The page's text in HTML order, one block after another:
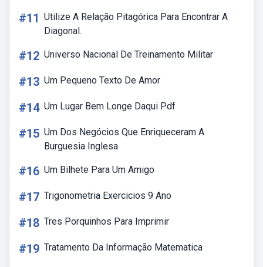
#11 Utilize A Relação Pitagórica Para Encontrar A
Diagonal.
#12 Universo Nacional De Treinamento Militar
#13 Um Pequeno Texto De Amor
#14 Um Lugar Bem Longe Daqui Pdf
#15 Um Dos Negócios Que Enriqueceram A
Burguesia Inglesa
#16 Um Bilhete Para Um Amigo
#17 Trigonometria Exercicios 9 Ano
#18 Tres Porquinhos Para Imprimir
#19 Tratamento Da Informação Matematica